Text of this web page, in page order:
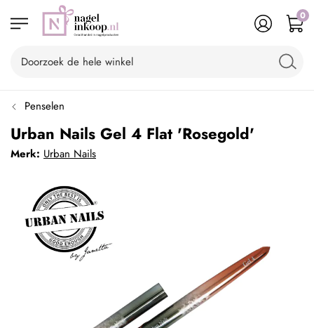
0
Penselen
Urban Nails Gel 4 Flat 'Rosegold'
Merk: Urban Nails